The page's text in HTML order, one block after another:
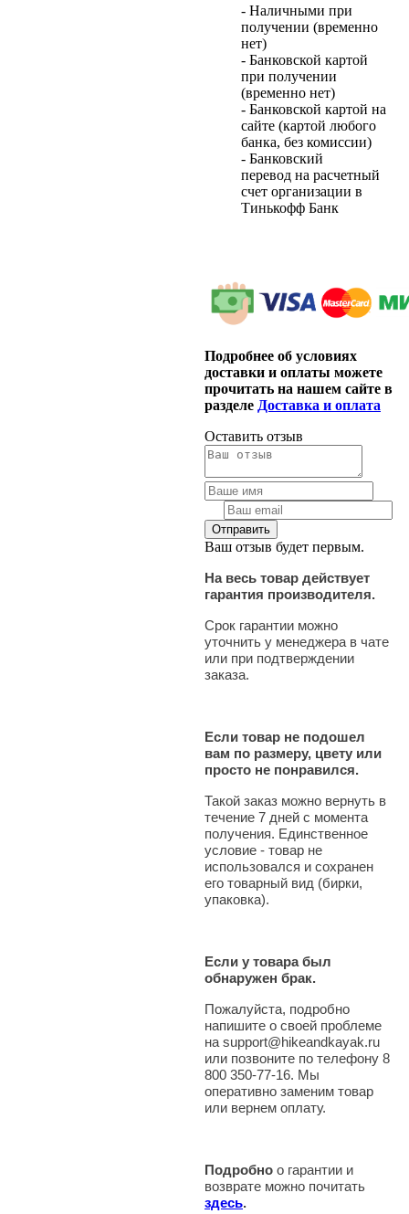
- Наличными при
получении (временно
нет)
- Банковской картой
при получении
(временно нет)
- Банковской картой на
сайте (картой любого
банка, без комиссии)
- Банковский
перевод на расчетный
счет организации в
Тинькофф Банк
Подробнее об условиях
доставки и оплаты можете
прочитать на нашем сайте в
разделе Доставка и оплата
Оставить отзыв
Ваш отзыв будет первым.
На весь товар действует
гарантия производителя.
Срок гарантии можно
уточнить у менеджера в чате
или при подтверждении
заказа.
Если товар не подошел
вам по размеру, цвету или
просто не понравился.
Такой заказ можно вернуть в
течение 7 дней с момента
получения. Единственное
условие - товар не
использовался и сохранен
его товарный вид (бирки,
упаковка).
Если у товара был
обнаружен брак.
Пожалуйста, подробно
напишите о своей проблеме
на support@hikeandkayak.ru
или позвоните по телефону 8
800 350-77-16. Мы
оперативно заменим товар
или вернем оплату.
Подробно о гарантии и
возврате можно почитать
здесь.